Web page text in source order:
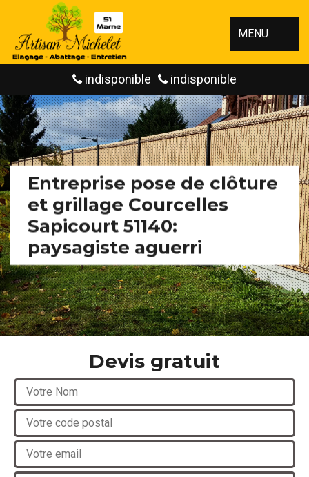
MENU
indisponible indisponible
Entreprise pose de clôture
et grillage Courcelles
Sapicourt 51140:
paysagiste aguerri
Devis gratuit